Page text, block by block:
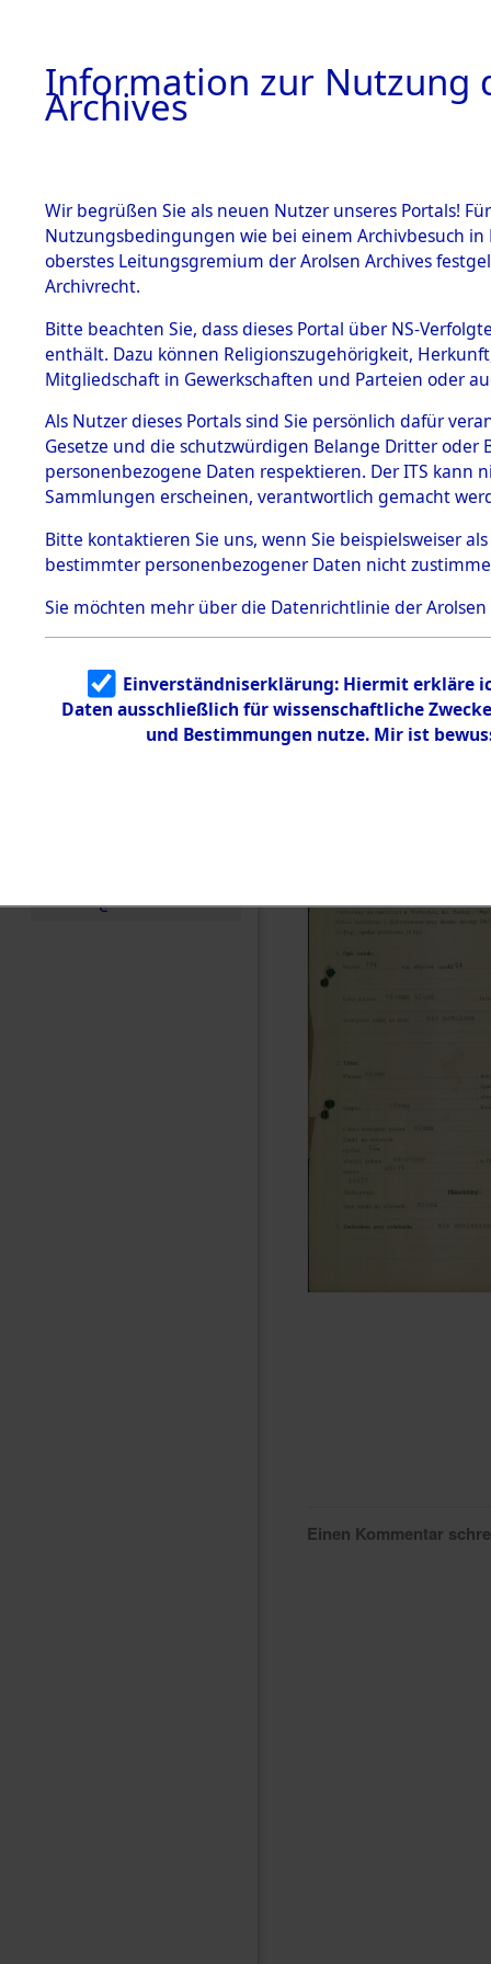
BESTÄNDE
1.
mente
5. Verschiedenes
5.3
Todesmärsche
5.3.1 Alliierte
Erhebungen
zu
Todesmärsch
en
5.3.2
Identifizierun
g
5.3.3
Todesmärsch
e
auf dem
zur
Roding,
zwischen
km)
Leben
0002
Einen Kommentar
Information zur Nutzung
Archives
Wir begrüßen Sie als neuen Nutzer unseres Portals!
Nutzungsbedingungen wie bei einem Archivbesuch
oberstes Leitungsgremium der Arolsen Archives
Archivrecht.
Bitte beachten Sie, dass dieses Portal über NS-
enthält. Dazu können Religionszugehörigkeit,
Mitgliedschaft in Gewerkschaften und Parteien oder
Als Nutzer dieses Portals sind Sie persönlich dafür
Gesetze und die schutzwürdigen Belange Dritter
personenbezogene Daten respektieren. Der ITS
Sammlungen erscheinen, verantwortlich gemacht
Bitte kontaktieren Sie uns, wenn Sie beispielsweiser
bestimmter personenbezogener Daten nicht
Sie möchten mehr über die Datenrichtlinie der Arolsen
Einverständniserklärung: Hiermit erkläre
Daten ausschließlich für wissenschaftliche
und Bestimmungen nutze. Mir ist